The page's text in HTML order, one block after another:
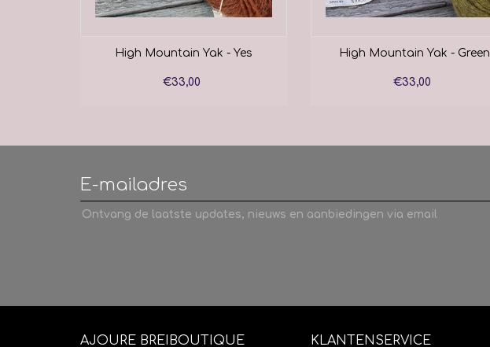
High Mountain Yak - Yes
€33,00
High Mountain Yak - Green
€33,00
Ontvang de laatste updates, nieuws en aanbiedingen via email
AJOURE BREIBOUTIQUE KLANTENSERVICE